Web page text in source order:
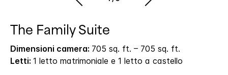
The Family Suite
Dimensioni camera: 705 sq. ft. – 705 sq. ft.
Letti: 1 letto matrimoniale e 1 letto a castello